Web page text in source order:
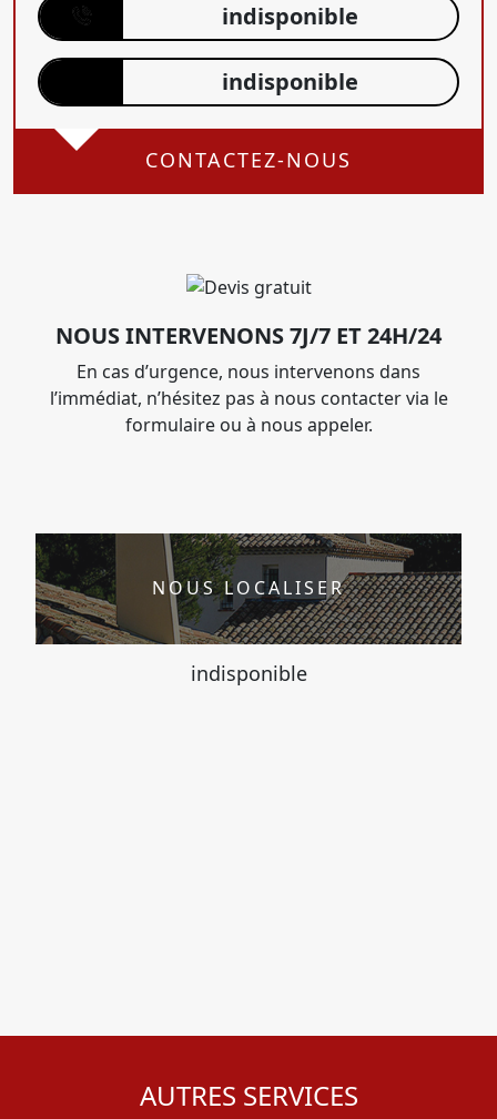
indisponible
indisponible
CONTACTEZ-NOUS
NOUS INTERVENONS 7J/7 ET 24H/24
En cas d’urgence, nous intervenons dans
l’immédiat, n’hésitez pas à nous contacter via le
formulaire ou à nous appeler.
NOUS LOCALISER
indisponible
AUTRES SERVICES